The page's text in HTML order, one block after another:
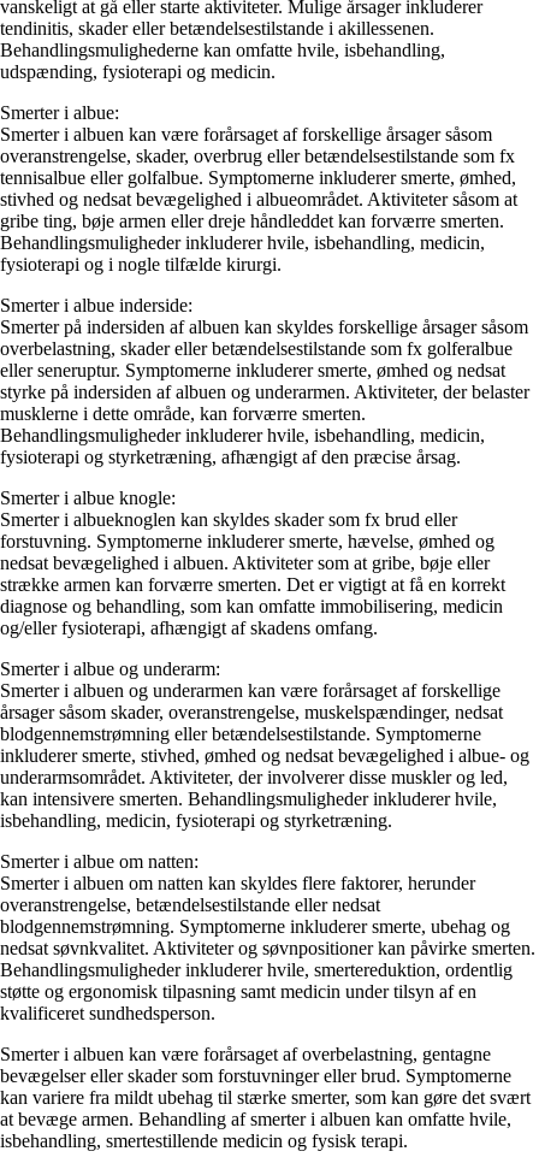
vanskeligt at gå eller starte aktiviteter. Mulige årsager inkluderer
tendinitis, skader eller betændelsestilstande i akillessenen.
Behandlingsmulighederne kan omfatte hvile, isbehandling,
udspænding, fysioterapi og medicin.
Smerter i albue:
Smerter i albuen kan være forårsaget af forskellige årsager såsom
overanstrengelse, skader, overbrug eller betændelsestilstande som fx
tennisalbue eller golfalbue. Symptomerne inkluderer smerte, ømhed,
stivhed og nedsat bevægelighed i albueområdet. Aktiviteter såsom at
gribe ting, bøje armen eller dreje håndleddet kan forværre smerten.
Behandlingsmuligheder inkluderer hvile, isbehandling, medicin,
fysioterapi og i nogle tilfælde kirurgi.
Smerter i albue inderside:
Smerter på indersiden af albuen kan skyldes forskellige årsager såsom
overbelastning, skader eller betændelsestilstande som fx golferalbue
eller seneruptur. Symptomerne inkluderer smerte, ømhed og nedsat
styrke på indersiden af albuen og underarmen. Aktiviteter, der belaster
musklerne i dette område, kan forværre smerten.
Behandlingsmuligheder inkluderer hvile, isbehandling, medicin,
fysioterapi og styrketræning, afhængigt af den præcise årsag.
Smerter i albue knogle:
Smerter i albueknoglen kan skyldes skader som fx brud eller
forstuvning. Symptomerne inkluderer smerte, hævelse, ømhed og
nedsat bevægelighed i albuen. Aktiviteter som at gribe, bøje eller
strække armen kan forværre smerten. Det er vigtigt at få en korrekt
diagnose og behandling, som kan omfatte immobilisering, medicin
og/eller fysioterapi, afhængigt af skadens omfang.
Smerter i albue og underarm:
Smerter i albuen og underarmen kan være forårsaget af forskellige
årsager såsom skader, overanstrengelse, muskelspændinger, nedsat
blodgennemstrømning eller betændelsestilstande. Symptomerne
inkluderer smerte, stivhed, ømhed og nedsat bevægelighed i albue- og
underarmsområdet. Aktiviteter, der involverer disse muskler og led,
kan intensivere smerten. Behandlingsmuligheder inkluderer hvile,
isbehandling, medicin, fysioterapi og styrketræning.
Smerter i albue om natten:
Smerter i albuen om natten kan skyldes flere faktorer, herunder
overanstrengelse, betændelsestilstande eller nedsat
blodgennemstrømning. Symptomerne inkluderer smerte, ubehag og
nedsat søvnkvalitet. Aktiviteter og søvnpositioner kan påvirke smerten.
Behandlingsmuligheder inkluderer hvile, smertereduktion, ordentlig
støtte og ergonomisk tilpasning samt medicin under tilsyn af en
kvalificeret sundhedsperson.
Smerter i albuen kan være forårsaget af overbelastning, gentagne
bevægelser eller skader som forstuvninger eller brud. Symptomerne
kan variere fra mildt ubehag til stærke smerter, som kan gøre det svært
at bevæge armen. Behandling af smerter i albuen kan omfatte hvile,
isbehandling, smertestillende medicin og fysisk terapi.